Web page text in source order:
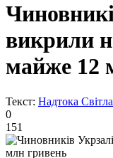
викрили
майже 12
Текст: Надтока
0
151